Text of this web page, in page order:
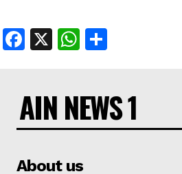
Facebook
X WhatsApp
AIN NEWS 1
About us